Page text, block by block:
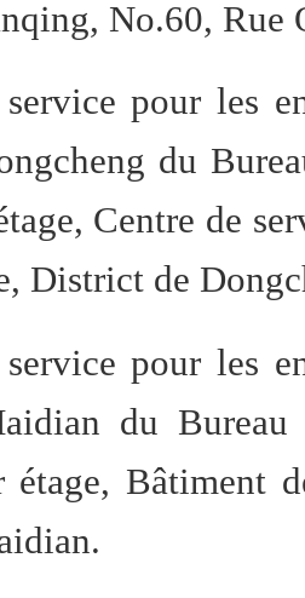
No.60,
pour les
du
Centre de
District de
pour les
du
Bâtiment